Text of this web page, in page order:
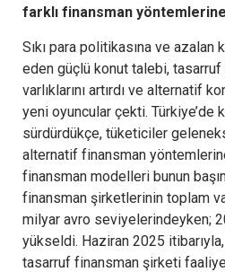
farklı finansman
Sıkı para politikasına ve
eden güçlü konut talebi,
varlıklarını artırdı ve alternatif
yeni oyuncular çekti.
sürdürdükçe, tüketiciler
alternatif finansman
finansman modelleri bunun
finansman şirketlerinin toplam
milyar avro seviyelerindeyken;
yükseldi. Haziran 2025
tasarruf finansman şirketi